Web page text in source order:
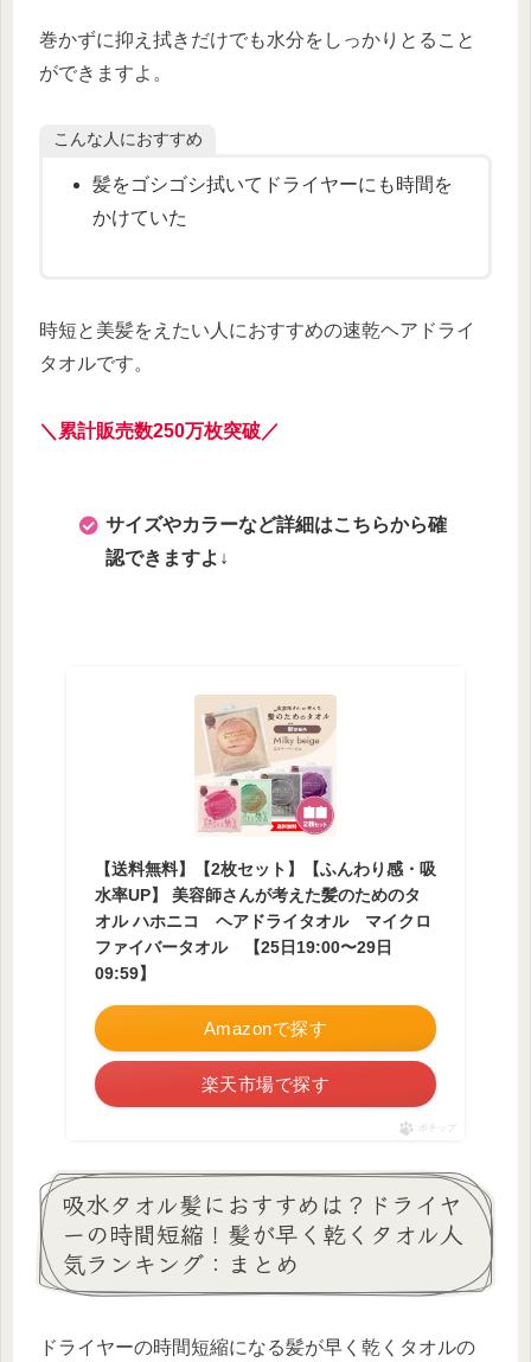
巻かずに抑え拭きだけでも水分をしっかりとること
ができますよ。
こんな人におすすめ
髪をゴシゴシ拭いてドライヤーにも時間を
かけていた
時短と美髪をえたい人におすすめの速乾ヘアドライ
タオルです。
＼累計販売数250万枚突破／
サイズやカラーなど詳細はこちらから確
認できますよ↓
【送料無料】【2枚セット】【ふんわり感・吸
水率UP】 美容師さんが考えた髪のためのタ
オル ハホニコ ヘアドライタオル マイクロ
ファイバータオル 【25日19:00〜29日
09:59】
Amazonで探す
楽天市場で探す
ポチップ
吸水タオル髪におすすめは？ドライヤ
ーの時間短縮！髪が早く乾くタオル人
気ランキング：まとめ
ドライヤーの時間短縮になる髪が早く乾くタオルの